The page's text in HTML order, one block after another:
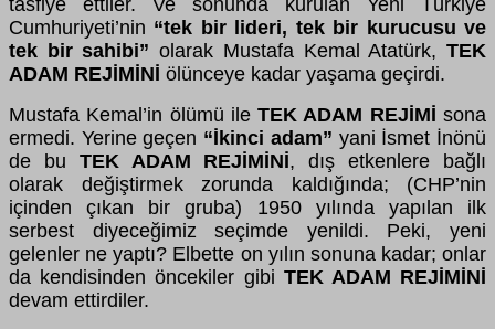
tasfiye ettiler. Ve sonunda kurulan Yeni Türkiye
Cumhuriyeti’nin “tek bir lideri, tek bir kurucusu ve
tek bir sahibi”olarak Mustafa Kemal Atatürk,TEK
ADAM REJİMİNİ ölünceye kadar yaşama geçirdi.
Mustafa Kemal’in ölümü ileTEK ADAM REJİMİ sona
ermedi. Yerine geçen “İkinci adam” yani İsmet İnönü
de bu TEK ADAM REJİMİNİ, dış etkenlere bağlı
olarak değiştirmek zorunda kaldığında; (CHP’nin
içinden çıkan bir gruba) 1950 yılında yapılan ilk
serbest diyeceğimiz seçimde yenildi. Peki, yeni
gelenler ne yaptı? Elbette on yılın sonuna kadar; onlar
da kendisinden öncekiler gibi TEK ADAM REJİMİNİ
devam ettirdiler.